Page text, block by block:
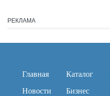
РЕКЛАМА
Главная
Новости
Каталог
Бизнес